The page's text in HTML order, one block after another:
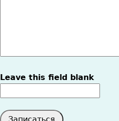
Leave this field blank